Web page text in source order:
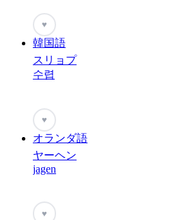
♥
韓国語
スリョプ
수렵
♥
オランダ語
ヤーヘン
jagen
♥